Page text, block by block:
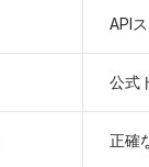
API
公式
正確